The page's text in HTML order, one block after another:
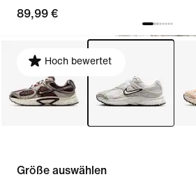
89,99 €
Hoch bewertet
Größe auswählen